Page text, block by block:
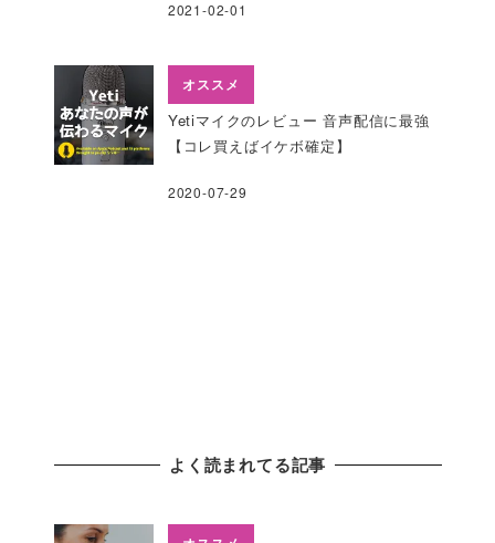
2021-02-01
オススメ
Yetiマイクのレビュー 音声配信に最強
【コレ買えばイケボ確定】
2020-07-29
よく読まれてる記事